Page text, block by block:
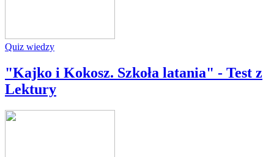
Quiz wiedzy
"Kajko i Kokosz. Szkoła latania" - Test z
Lektury